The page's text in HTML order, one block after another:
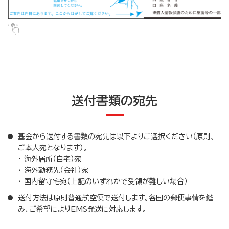
送付書類の宛先
基金から送付する書類の宛先は以下よりご選択ください（原則、
ご本人宛となります）。
・ 海外居所（自宅）宛
・ 海外勤務先（会社）宛
・ 国内留守宅宛（上記のいずれかで受領が難しい場合）
送付方法は原則普通航空便で送付します。各国の郵便事情を鑑
み、ご希望によりEMS発送に対応します。